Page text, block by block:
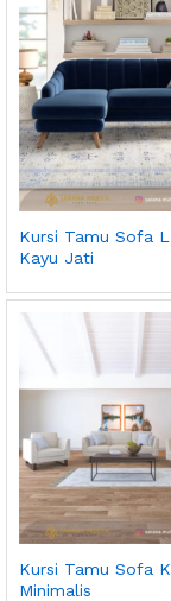
Kursi Tamu Sofa
Kayu Jati
Kursi Tamu Sofa
Minimalis